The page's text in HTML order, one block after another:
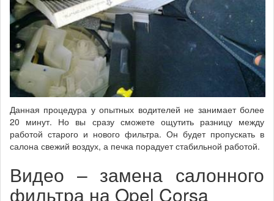
Данная процедура у опытных водителей не занимает более
20 минут. Но вы сразу сможете ощутить разницу между
работой старого и нового фильтра. Он будет пропускать в
салона свежий воздух, а печка порадует стабильной работой.
Видео – замена салонного
фильтра на Opel Corsa